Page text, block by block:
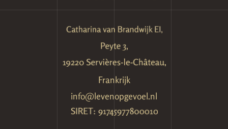
Frankrijk
info@levenopgevoel.nl